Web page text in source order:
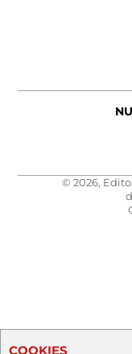
© 2026,
COOKIES